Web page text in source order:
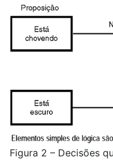
Figura 2 – Decisões